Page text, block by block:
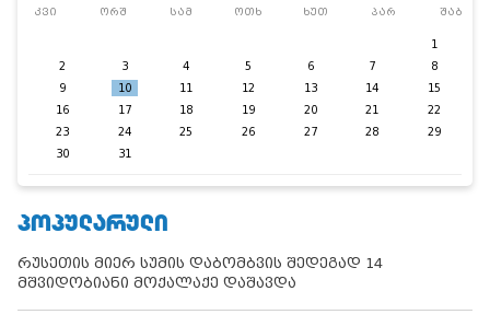
კვი ორშ სამ ოთხ ხუთ პარ შაბ
1
2
3 4 5 6 7
8
9
10 11 12 13 14
15
16
17 18 19 20 21
22
23
24 25 26 27 28
29
30
31
ᲞᲝᲞᲣᲚᲐᲠᲣᲚᲘ
რუსეთის მიერ სუმის დაბომბვის შედეგად 14
მშვიდობიანი მოქალაქე დაშავდა